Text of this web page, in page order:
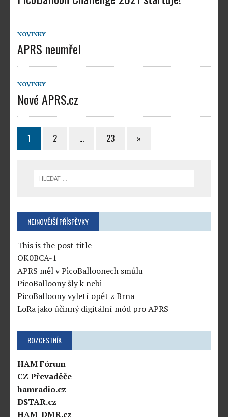
NOVINKY
APRS neumřel
NOVINKY
Nové APRS.cz
1 2 … 23 »
NEJNOVĚJŠÍ PŘÍSPĚVKY
This is the post title
OK0BCA-1
APRS měl v PicoBalloonech smůlu
PicoBalloony šly k nebi
PicoBalloony vyletí opět z Brna
LoRa jako účinný digitální mód pro APRS
ROZCESTNÍK
HAM Fórum
CZ Převaděče
hamradio.cz
DSTAR.cz
HAM-DMR.cz